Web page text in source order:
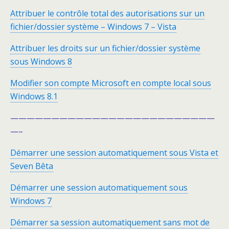
Attribuer le contrôle total des autorisations sur un
fichier/dossier système – Windows 7 – Vista
Attribuer les droits sur un fichier/dossier système
sous Windows 8
Modifier son compte Microsoft en compte local sous
Windows 8.1
—————————————————————————
—–
Démarrer une session automatiquement sous Vista et
Seven Bêta
Démarrer une session automatiquement sous
Windows 7
Démarrer sa session automatiquement sans mot de